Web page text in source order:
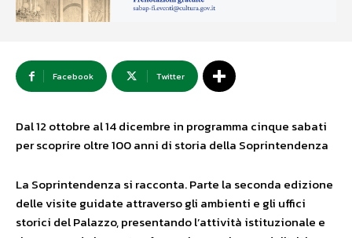
Facebook Twitter
Dal 12 ottobre al 14 dicembre in programma cinque sabati
per scoprire oltre 100 anni di storia della Soprintendenza
La Soprintendenza si racconta. Parte la seconda edizione
delle visite guidate attraverso gli ambienti e gli uffici
storici del Palazzo, presentando l’attività istituzionale e